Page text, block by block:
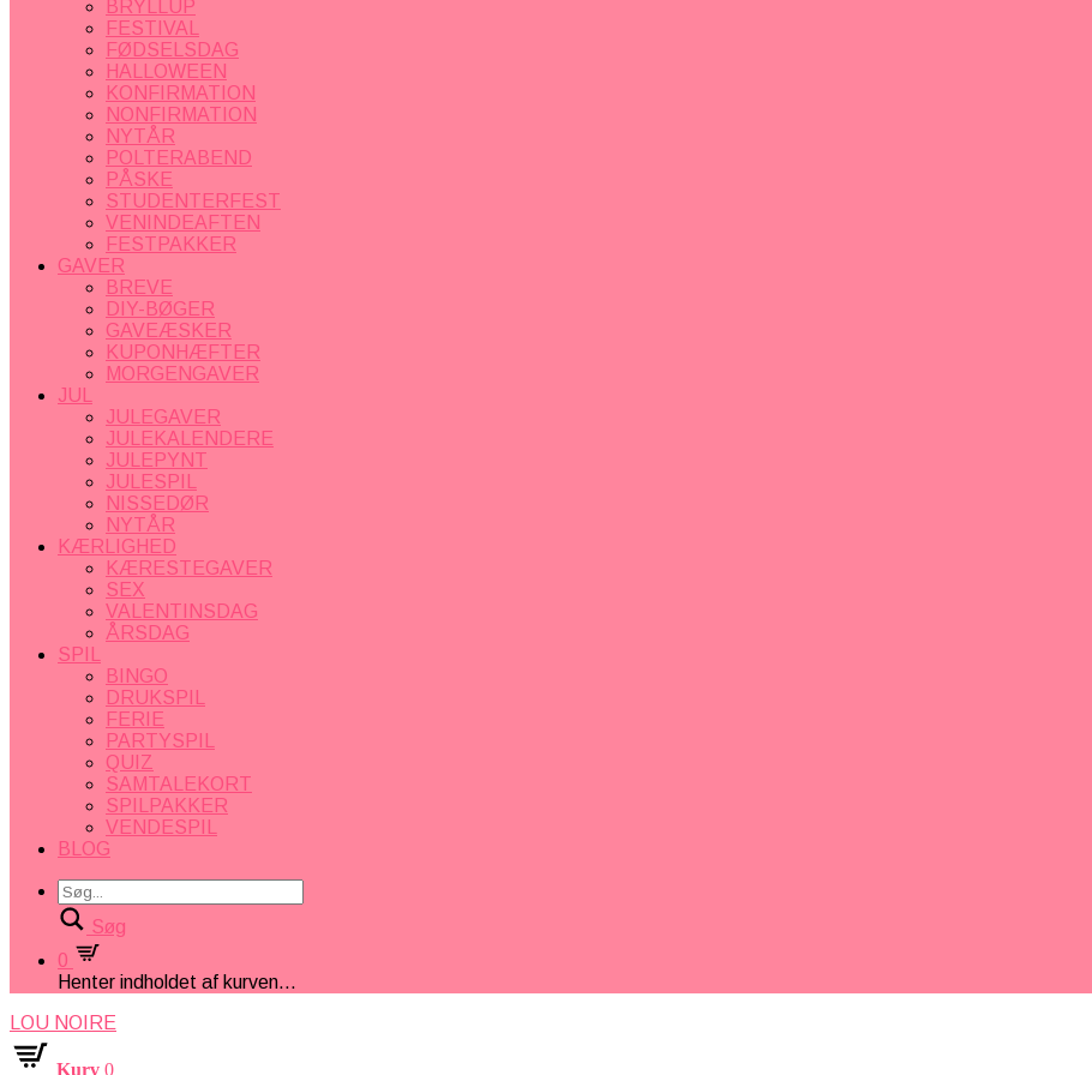
BRYLLUP
FESTIVAL
FØDSELSDAG
HALLOWEEN
KONFIRMATION
NONFIRMATION
NYTÅR
POLTERABEND
PÅSKE
STUDENTERFEST
VENINDEAFTEN
FESTPAKKER
GAVER
BREVE
DIY-BØGER
GAVEÆSKER
KUPONHÆFTER
MORGENGAVER
JUL
JULEGAVER
JULEKALENDERE
JULEPYNT
JULESPIL
NISSEDØR
NYTÅR
KÆRLIGHED
KÆRESTEGAVER
SEX
VALENTINSDAG
ÅRSDAG
SPIL
BINGO
DRUKSPIL
FERIE
PARTYSPIL
QUIZ
SAMTALEKORT
SPILPAKKER
VENDESPIL
BLOG
Søg
0
Henter indholdet af kurven...
LOU NOIRE
Kurv 0